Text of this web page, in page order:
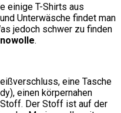
einige T-Shirts aus
Unterwäsche findet man
jedoch schwer zu finden
.
eine Tasche
einen körpernahen
Der Stoff ist auf der